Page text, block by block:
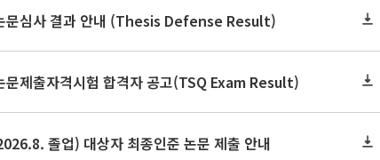
문심사 결과 안내 (Thesis Defense Result)
문제출자격시험 합격자 공고(TSQ Exam Result)
졸업) 대상자 최종인준 논문 제출 안내